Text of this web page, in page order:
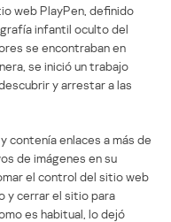
web PlayPen, definido
infantil oculto del
se encontraban en
se inició un trabajo
y arrestar a las
contenía enlaces a más de
de imágenes en su
el control del sitio web
y cerrar el sitio para
es habitual, lo dejó